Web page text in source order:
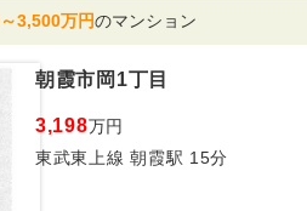
3,500万円のマンション
朝霞市岡1丁目
3,198万円
東武東上線 朝霞駅 15分